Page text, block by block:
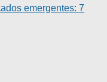
emergentes: 7